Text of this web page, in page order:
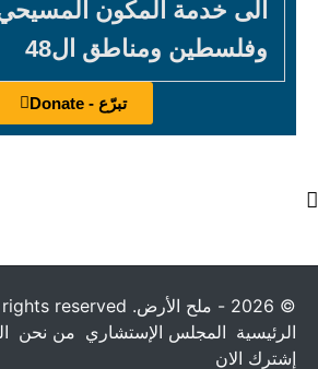
الى خدمة المكون
وفلسطين ومناطق ال48
تبرّع - Donate
© 2026 - ملح الأرض. All rights reserved.
الرئيسية المجلس الإستشاري من نحن
إشترك الان